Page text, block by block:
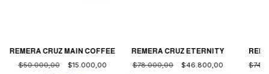
REMERA CRUZ MAIN COFFEE
$50.000,00
$15.000,00
REMERA CRUZ ETERNITY
$78.000,00
$46.800,00